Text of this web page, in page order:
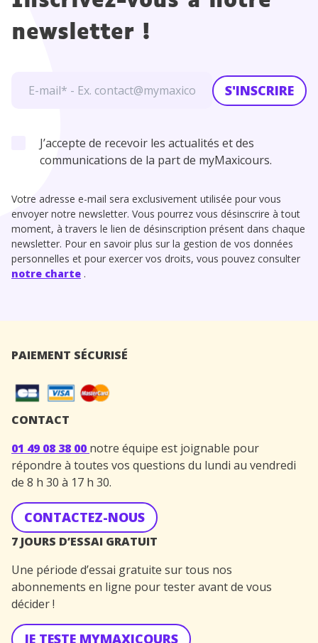
newsletter !
S'INSCRIRE
J’accepte de recevoir les actualités et des
communications de la part de myMaxicours.
Votre adresse e-mail sera exclusivement utilisée pour vous
envoyer notre newsletter. Vous pourrez vous désinscrire à tout
moment, à travers le lien de désinscription présent dans chaque
newsletter. Pour en savoir plus sur la gestion de vos données
personnelles et pour exercer vos droits, vous pouvez consulter
notre charte .
PAIEMENT SÉCURISÉ
CONTACT
01 49 08 38 00 notre équipe est joignable pour
répondre à toutes vos questions du lundi au vendredi
de 8 h 30 à 17 h 30.
CONTACTEZ-NOUS
7 JOURS D’ESSAI GRATUIT
Une période d’essai gratuite sur tous nos
abonnements en ligne pour tester avant de vous
décider !
JE TESTE MYMAXICOURS